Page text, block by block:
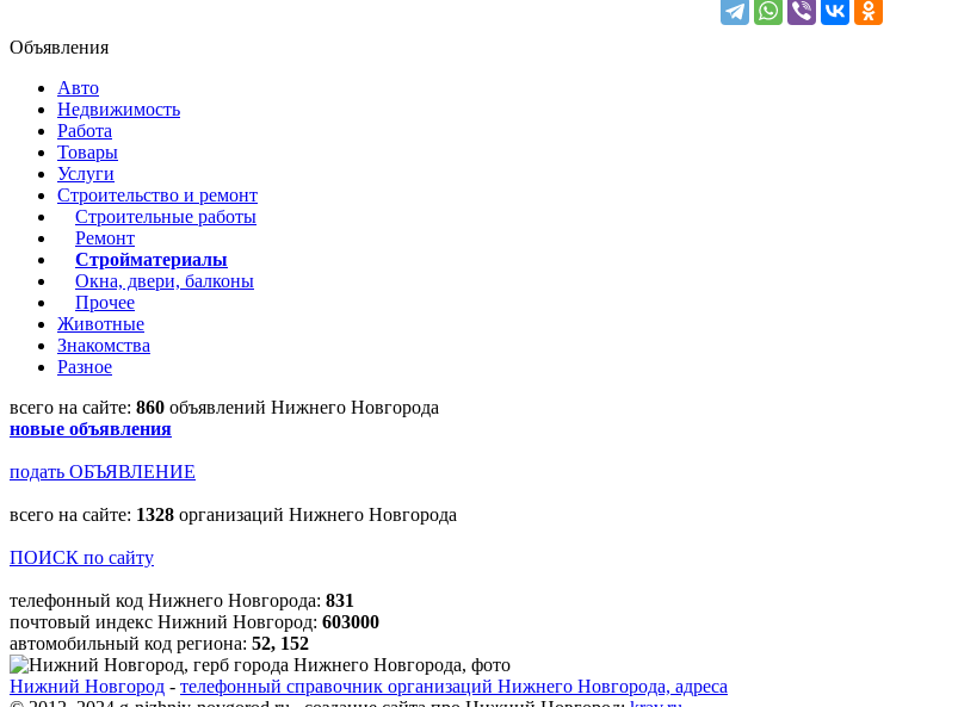
Объявления
Авто
Недвижимость
Работа
Товары
Услуги
Строительство и ремонт
Строительные работы
Ремонт
Стройматериалы
Окна, двери, балконы
Прочее
Животные
Знакомства
Разное
всего на сайте: 860 объявлений Нижнего Новгорода
новые объявления
подать ОБЪЯВЛЕНИЕ
всего на сайте: 1328 организаций Нижнего Новгорода
ПОИСК по сайту
телефонный код Нижнего Новгорода: 831
почтовый индекс Нижний Новгород: 603000
автомобильный код региона: 52, 152
Нижний Новгород - телефонный справочник организаций Нижнего Новгорода, адреса